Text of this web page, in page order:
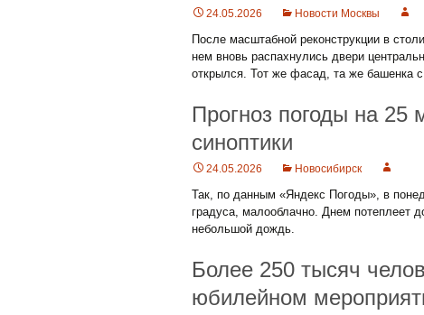
24.05.2026 Новости Москвы
После масштабной реконструкции в
нем вновь распахнулись двери
открылся. Тот же фасад, та же башенка
Прогноз погоды на 25
синоптики
24.05.2026 Новосибирск
Так, по данным «Яндекс Погоды», в
градуса, малооблачно. Днем потеплеет
небольшой дождь.
Более 250 тысяч
юбилейном